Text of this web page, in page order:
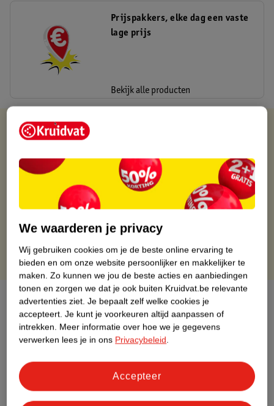
Prijspakkers, elke dag een vaste
lage prijs
Bekijk alle producten
Kruidvat is altijd voordelig
Gratis ophalen in de winkel
Op werkdagen voor 22:00 uur besteld, volgende dag in huis
Gratis thuisbezorgd vanaf 50.00
Gratis retourneren binnen 30 dagen
Over dit product
Productinformatie
Etiketinformatie
Nature Impact Score
We waarderen je privacy
Wij gebruiken cookies om je de beste online ervaring te
bieden en om onze website persoonlijker en makkelijker te
maken. Zo kunnen we jou de beste acties en aanbiedingen
tonen en zorgen we dat je ook buiten Kruidvat.be relevante
advertenties ziet. Je bepaalt zelf welke cookies je
accepteert. Je kunt je voorkeuren altijd aanpassen of
intrekken. Meer informatie over hoe we je gegevens
verwerken lees je in ons Privacybeleid.
Accepteer